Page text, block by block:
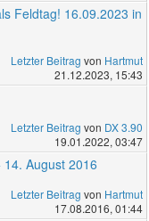
Feldtag! 16.09.2023 in
Letzter Beitrag von Hartmut
21.12.2023, 15:43
Letzter Beitrag von DX 3.90
19.01.2022, 03:47
August 2016
Letzter Beitrag von Hartmut
17.08.2016, 01:44